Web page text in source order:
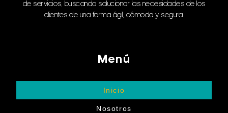
de servicios, buscando solucionar las necesidades de los
clientes de una forma ágil, cómoda y segura.
Menú
Inicio
Nosotros